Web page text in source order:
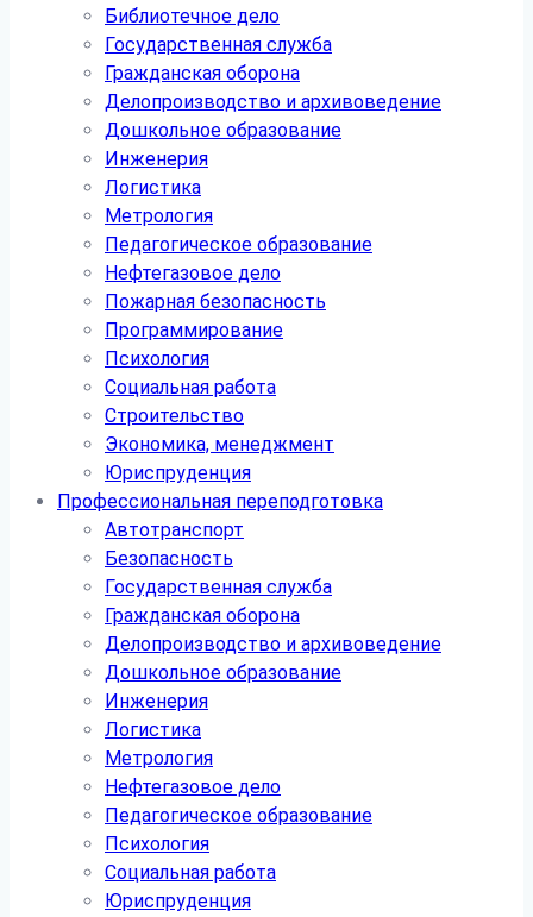
Библиотечное дело
Государственная служба
Гражданская оборона
Делопроизводство и архивоведение
Дошкольное образование
Инженерия
Логистика
Метрология
Педагогическое образование
Нефтегазовое дело
Пожарная безопасность
Программирование
Психология
Социальная работа
Строительство
Экономика, менеджмент
Юриспруденция
Профессиональная переподготовка
Автотранспорт
Безопасность
Государственная служба
Гражданская оборона
Делопроизводство и архивоведение
Дошкольное образование
Инженерия
Логистика
Метрология
Нефтегазовое дело
Педагогическое образование
Психология
Социальная работа
Юриспруденция